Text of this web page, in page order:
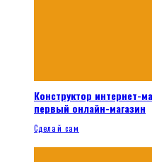
Конструктор интернет-
первый онлайн-магазин
Сделай сам